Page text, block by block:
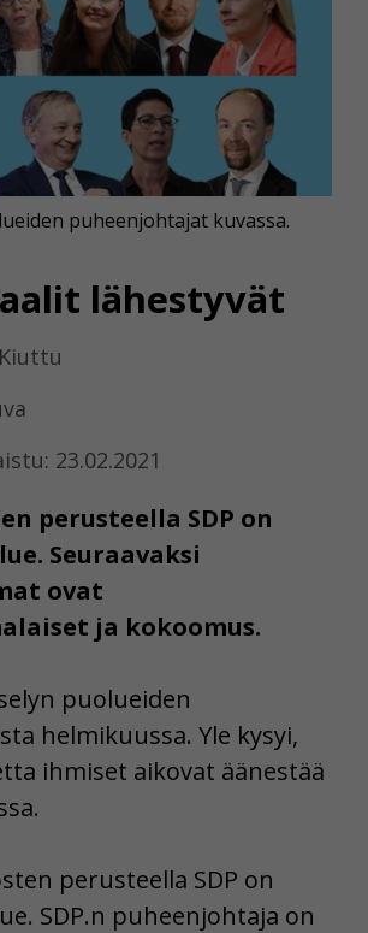
lähestyvät
23.02.2021
perusteella SDP on
Seuraavaksi
ovat
ja kokoomus.
puheenjohtajat kuvassa.
puolueiden
helmikuussa. Yle kysyi,
ihmiset aikovat äänestää
perusteella SDP on
SDP.n puheenjohtaja on